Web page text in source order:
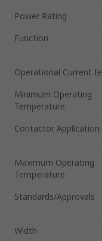
Power Rating
Function
Operational Current Ie
Minimum Operating
Temperature
Contactor Application
Maximum Operating
Temperature
Standards/Approvals
Width